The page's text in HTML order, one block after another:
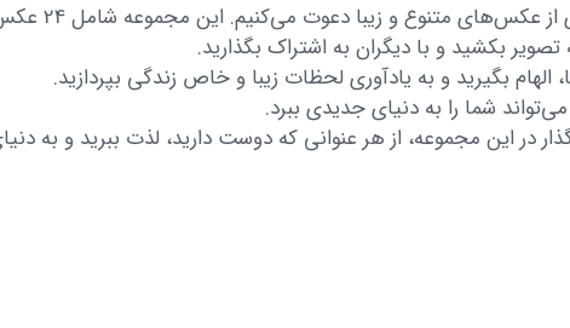
در
بکشید و با دیگران به اشتراک بگذارید.
بگیرید و به یادآوری لحظات زیبا و خاص زندگی بپردازید.
شما را به دنیای جدیدی ببرد.
در این مجموعه، از هر عنوانی که دوست دارید، لذت ببرید و به